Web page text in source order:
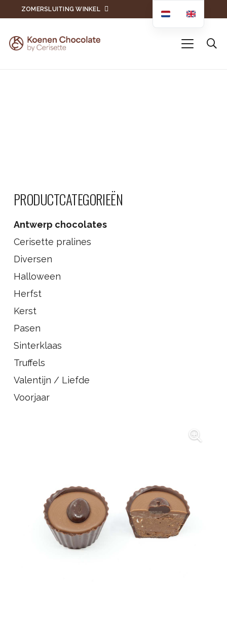
ZOMERSLUITING WINKEL
PRODUCTCATEGORIEËN
Antwerp chocolates
Cerisette pralines
Diversen
Halloween
Herfst
Kerst
Pasen
Sinterklaas
Truffels
Valentijn / Liefde
Voorjaar